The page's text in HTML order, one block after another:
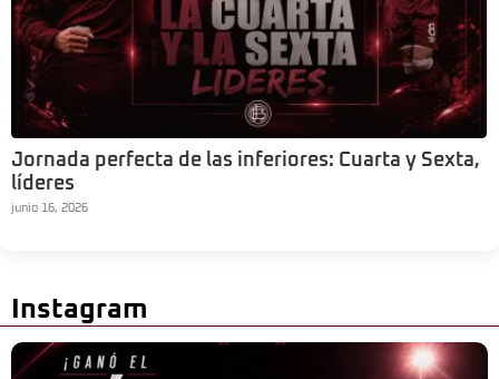
Jornada perfecta de las inferiores: Cuarta y Sexta,
líderes
junio 16, 2026
Instagram